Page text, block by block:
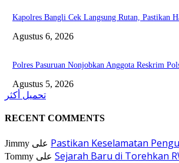
Kapolres Bangli Cek Langsung Rutan, Pastikan
Agustus 6, 2026
Polres Pasuruan Nonjobkan Anggota Reskrim
Agustus 5, 2026
تحميل أكثر
RECENT COMMENTS
Jimmy Pastikan Keselamatan
Tommy Sejarah Baru di Torehkan